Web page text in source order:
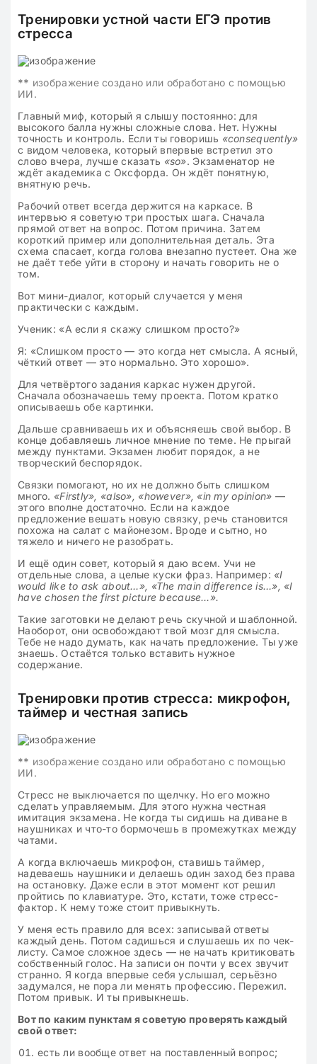
Тренировки устной части ЕГЭ против
стресса
** изображение создано или обработано с помощью
ИИ.
Главный миф, который я слышу постоянно: для
высокого балла нужны сложные слова. Нет. Нужны
точность и контроль. Если ты говоришь «consequently»
с видом человека, который впервые встретил это
слово вчера, лучше сказать «so». Экзаменатор не
ждёт академика с Оксфорда. Он ждёт понятную,
внятную речь.
Рабочий ответ всегда держится на каркасе. В
интервью я советую три простых шага. Сначала
прямой ответ на вопрос. Потом причина. Затем
короткий пример или дополнительная деталь. Эта
схема спасает, когда голова внезапно пустеет. Она же
не даёт тебе уйти в сторону и начать говорить не о
том.
Вот мини-диалог, который случается у меня
практически с каждым.
Ученик: «А если я скажу слишком просто?»
Я: «Слишком просто — это когда нет смысла. А ясный,
чёткий ответ — это нормально. Это хорошо».
Для четвёртого задания каркас нужен другой.
Сначала обозначаешь тему проекта. Потом кратко
описываешь обе картинки.
Дальше сравниваешь их и объясняешь свой выбор. В
конце добавляешь личное мнение по теме. Не прыгай
между пунктами. Экзамен любит порядок, а не
творческий беспорядок.
Связки помогают, но их не должно быть слишком
много. «Firstly», «also», «however», «in my opinion» —
этого вполне достаточно. Если на каждое
предложение вешать новую связку, речь становится
похожа на салат с майонезом. Вроде и сытно, но
тяжело и ничего не разобрать.
И ещё один совет, который я даю всем. Учи не
отдельные слова, а целые куски фраз. Например: «I
would like to ask about…», «The main difference is…», «I
have chosen the first picture because…».
Такие заготовки не делают речь скучной и шаблонной.
Наоборот, они освобождают твой мозг для смысла.
Тебе не надо думать, как начать предложение. Ты уже
знаешь. Остаётся только вставить нужное
содержание.
Тренировки против стресса: микрофон,
таймер и честная запись
** изображение создано или обработано с помощью
ИИ.
Стресс не выключается по щелчку. Но его можно
сделать управляемым. Для этого нужна честная
имитация экзамена. Не когда ты сидишь на диване в
наушниках и что-то бормочешь в промежутках между
чатами.
А когда включаешь микрофон, ставишь таймер,
надеваешь наушники и делаешь один заход без права
на остановку. Даже если в этот момент кот решил
пройтись по клавиатуре. Это, кстати, тоже стресс-
фактор. К нему тоже стоит привыкнуть.
У меня есть правило для всех: записывай ответы
каждый день. Потом садишься и слушаешь их по чек-
листу. Самое сложное здесь — не начать критиковать
собственный голос. На записи он почти у всех звучит
странно. Я когда впервые себя услышал, серьёзно
задумался, не пора ли менять профессию. Пережил.
Потом привык. И ты привыкнешь.
Вот по каким пунктам я советую проверять каждый
свой ответ:
есть ли вообще ответ на поставленный вопрос;